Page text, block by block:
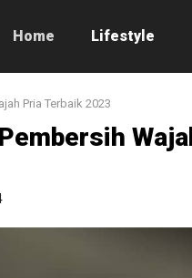
Home Lifestyle
Pria Terbaik 2023